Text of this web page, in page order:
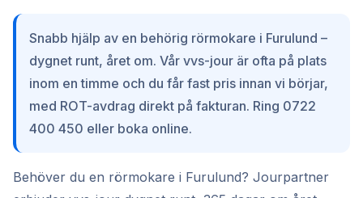
Snabb hjälp av en behörig rörmokare i Furulund –
dygnet runt, året om. Vår vvs-jour är ofta på plats
inom en timme och du får fast pris innan vi börjar,
med ROT-avdrag direkt på fakturan. Ring 0722
400 450 eller boka online.
Behöver du en rörmokare i Furulund? Jourpartner